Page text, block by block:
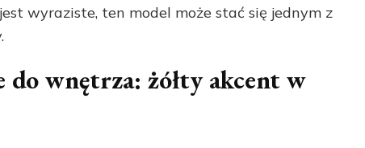
wyraziste, ten model może stać się jednym z
do wnętrza: żółty akcent w